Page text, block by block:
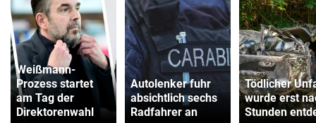
Weißmann-
Prozess startet
am Tag der
Direktorenwahl
Autolenker fuhr
absichtlich sechs
Radfahrer an
Tödlicher
wurde erst
Stunden